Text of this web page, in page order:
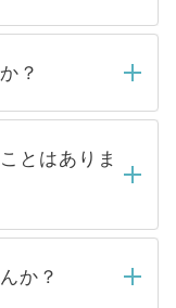
社担当者がご
ールもしくは
ご連絡をせて
お待ちくださ
？
ている求人の
らご覧いただ
非公開求人は
は公開してい
のある医療機
とはありま
一切ありませ
定をいただい
か？